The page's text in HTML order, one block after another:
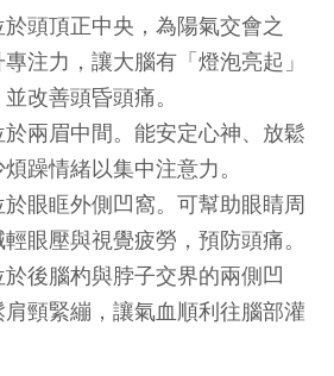
頭頂正中央，為陽氣交會之
注力，讓大腦有「燈泡亮起」
改善頭昏頭痛。
於兩眉中間。能安定心神、放鬆
躁情緒以集中注意力。
眼眶外側凹窩。可幫助眼睛周
眼壓與視覺疲勞，預防頭痛。
於後腦杓與脖子交界的兩側凹
肩頸緊繃，讓氣血順利往腦部灌